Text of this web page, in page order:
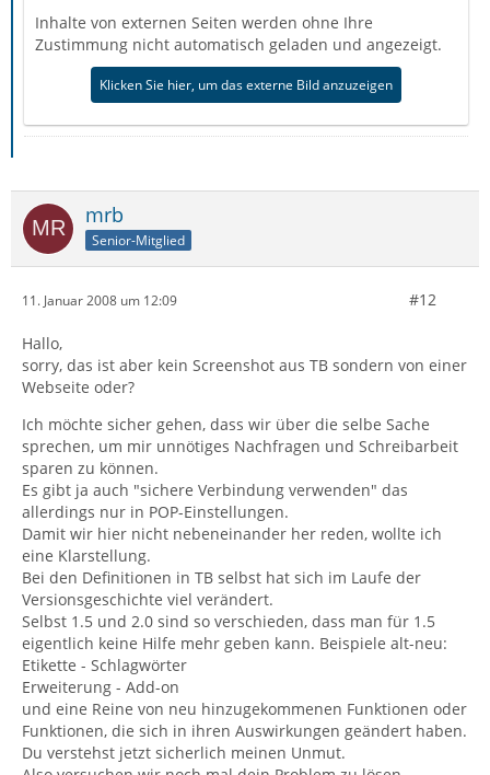
Inhalte von externen Seiten werden ohne Ihre
Zustimmung nicht automatisch geladen und angezeigt.
Klicken Sie hier, um das externe Bild anzuzeigen
mrb
Senior-Mitglied
11. Januar 2008 um 12:09 #12
Hallo,
sorry, das ist aber kein Screenshot aus TB sondern von einer
Webseite oder?
Ich möchte sicher gehen, dass wir über die selbe Sache
sprechen, um mir unnötiges Nachfragen und Schreibarbeit
sparen zu können.
Es gibt ja auch "sichere Verbindung verwenden" das
allerdings nur in POP-Einstellungen.
Damit wir hier nicht nebeneinander her reden, wollte ich
eine Klarstellung.
Bei den Definitionen in TB selbst hat sich im Laufe der
Versionsgeschichte viel verändert.
Selbst 1.5 und 2.0 sind so verschieden, dass man für 1.5
eigentlich keine Hilfe mehr geben kann. Beispiele alt-neu:
Etikette - Schlagwörter
Erweiterung - Add-on
und eine Reine von neu hinzugekommenen Funktionen oder
Funktionen, die sich in ihren Auswirkungen geändert haben.
Du verstehst jetzt sicherlich meinen Unmut.